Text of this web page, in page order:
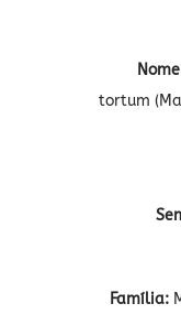
tortum
Família: